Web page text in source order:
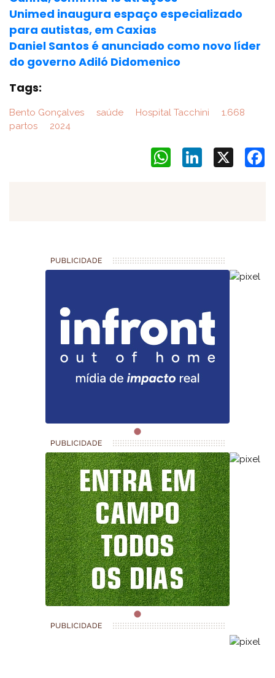
Unimed inaugura espaço especializado
para autistas, em Caxias
Daniel Santos é anunciado como novo líder
do governo Adiló Didomenico
Tags:
Bento Gonçalves saúde Hospital Tacchini
1.668
partos
2024
LinkedIn
WhatsApp